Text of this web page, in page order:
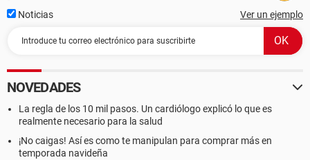
Noticias Ver un ejemplo
NOVEDADES
La regla de los 10 mil pasos. Un cardiólogo explicó lo que es
realmente necesario para la salud
¡No caigas! Así es como te manipulan para comprar más en
temporada navideña